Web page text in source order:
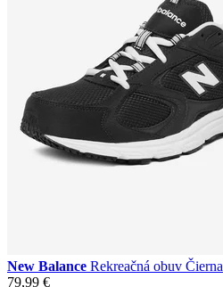
New Balance Rekreačná obuv Čierna
79,99 €